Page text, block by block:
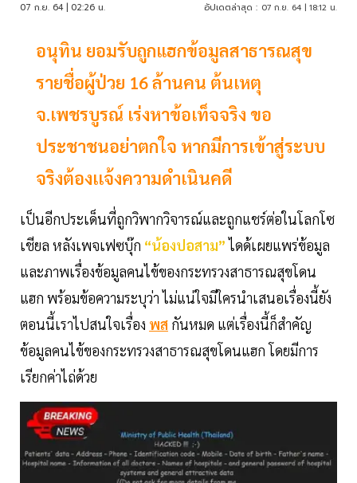
07 ก.ย. 64 | 02:26 น. อัปเดตล่าสุด : 07 ก.ย. 64 | 18:12 น.
อนุทิน ยอมรับถูกแฮกข้อมูลสาธารณสุข
รายชื่อผู้ป่วย 16 ล้านคน ต้นเหตุ
จ.เพชรบูรณ์ เร่งหาข้อเท็จจริง ขอ
ประชาชนอย่าตกใจ หากมีการเข้าสู่ระบบ
จริงต้องเเจ้งความดำเนินคดี
เป็นอีกประเด็นที่ถูกวิพากวิจารณ์และถูกแชร์ต่อในโลกโซ
เชียล หลังเพจเฟซบุ๊ก “น้องปอสาม”ไดด้เผยแพร่ข้อมูล
และภาพเรื่องข้อมูลคนไข้ของกระทรวงสาธารณสุขโดน
แฮก พร้อมข้อความระบุว่า ไม่แน่ใจมีใครนำเสนอเรื่องนี้ยัง
ตอนนี้เราไปสนใจเรื่อง พส กันหมด แต่เรื่องนี้ก็สำคัญ
ข้อมูลคนไข้ของกระทรวงสาธารณสุขโดนแฮก โดยมีการ
เรียกค่าไถ่ด้วย